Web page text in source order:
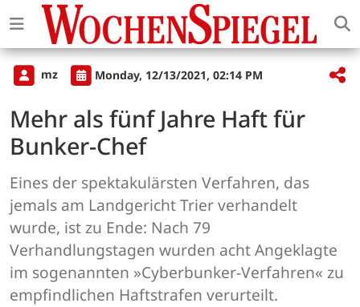
mz Monday, 12/13/2021, 02:14 PM
Mehr als fünf Jahre Haft für
Bunker-Chef
Eines der spektakulärsten Verfahren, das
jemals am Landgericht Trier verhandelt
wurde, ist zu Ende: Nach 79
Verhandlungstagen wurden acht Angeklagte
im sogenannten »Cyberbunker-Verfahren« zu
empfindlichen Haftstrafen verurteilt.